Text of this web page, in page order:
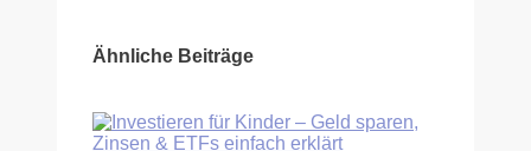
Ähnliche Beiträge